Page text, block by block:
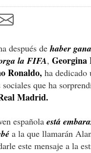
después de haber
la FIFA, Georgina
Ronaldo, ha dedicado
sociales que ha
Madrid.
española está
a la que llamarán
este mensaje a la